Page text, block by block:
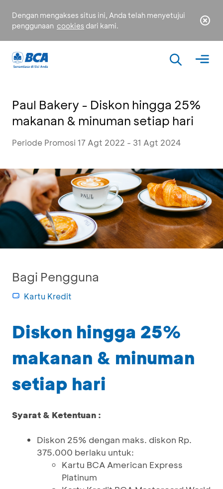
Dengan mengakses situs ini, Anda telah menyetujui
penggunaan cookies dari kami.
Paul Bakery - Diskon hingga 25%
makanan & minuman setiap hari
Periode Promosi 17 Agt 2022 - 31 Agt 2024
Bagi Pengguna
Kartu Kredit
Diskon hingga 25%
makanan & minuman
setiap hari
Syarat & Ketentuan :
Diskon 25% dengan maks. diskon Rp.
375.000 berlaku untuk:
Kartu BCA American Express
Platinum